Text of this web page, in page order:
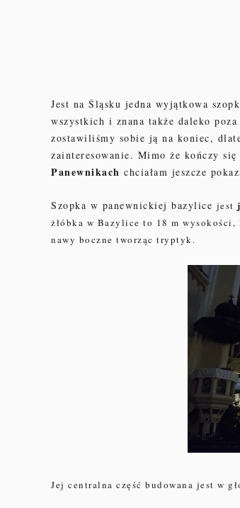
Jest na Śląsku jedna wyjątkowa
wszystkich i znana także daleko
zostawiliśmy sobie ją na koniec,
zainteresowanie. Mimo że kończy
Panewnikach chciałam jeszcze
Szopka w panewnickiej bazylice jest
żłóbka w Bazylice to 18 m
nawy boczne tworząc tryptyk.
Jej centralna część budowana jest w